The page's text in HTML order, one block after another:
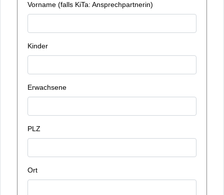
Vorname (falls KiTa: Ansprechpartnerin)
Kinder
Erwachsene
PLZ
Ort